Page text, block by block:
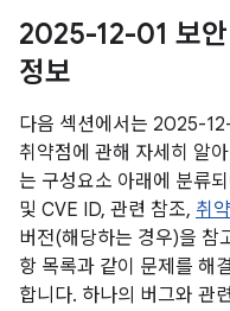
2025-12-01 보안
정보
다음 섹션에서는 2025-
취약점에 관해 자세히 알
는 구성요소 아래에 분류
및 CVE ID, 관련 참조, 취
버전(해당하는 경우)을 참
항 목록과 같이 문제를 해
합니다. 하나의 버그와 관